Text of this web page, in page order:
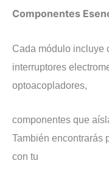
Componentes
Cada módulo incluye
interruptores
optoacopladores,
componentes que
También encontrarás
con tu